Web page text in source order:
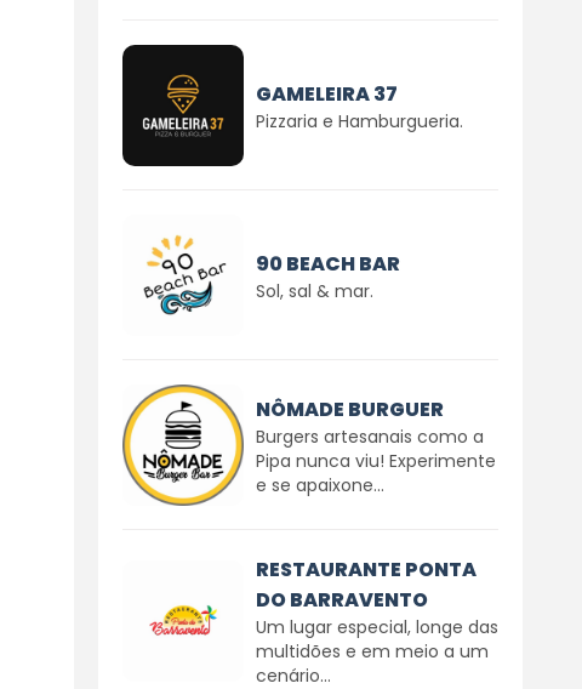
GAMELEIRA 37
Pizzaria e Hamburgueria.
90 BEACH BAR
Sol, sal & mar.
NÔMADE BURGUER
Burgers artesanais como a
Pipa nunca viu! Experimente
e se apaixone...
RESTAURANTE PONTA
DO BARRAVENTO
Um lugar especial, longe das
multidões e em meio a um
cenário...